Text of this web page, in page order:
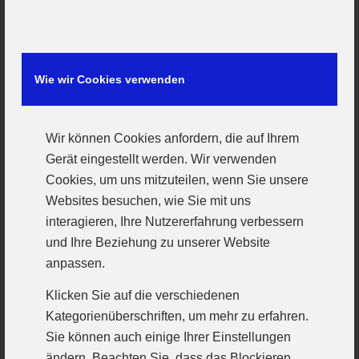
Wie wir Cookies verwenden
Wir können Cookies anfordern, die auf Ihrem
Gerät eingestellt werden. Wir verwenden
Cookies, um uns mitzuteilen, wenn Sie unsere
Websites besuchen, wie Sie mit uns
interagieren, Ihre Nutzererfahrung verbessern
und Ihre Beziehung zu unserer Website
anpassen.
Klicken Sie auf die verschiedenen
Kategorienüberschriften, um mehr zu erfahren.
Sie können auch einige Ihrer Einstellungen
Schwierige Zeiten, die Stunde für einen
Brückenbauer und Menschfänger hatte geschlagen.
Als Gerhard Skrebbas zwanzig Jahre später, 72jährig
nicht mehr für sein Amt kandidierte und den Stab an
seinen Vorstandskollegen von Anfang an, Walter
Hirsch, übergab, um ganz unaufgeregt für neue Ideen
Platz zu machen war aus dem schwer
beherrschbaren Puzzle aus Abteilungsinteressen
wieder ein herrlich weinrotes Bild geworden.
um Harmonie bemüht, die Schulden sind abbezahlt.
Gemeinsame Veranstaltungen wie der Jahrestreff